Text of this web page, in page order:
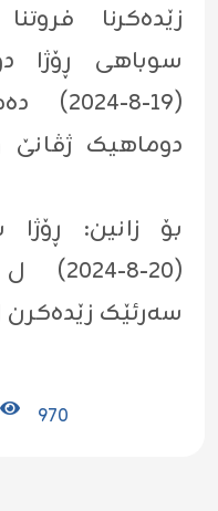
زێدەکرنا
سوباهی ڕۆژا
دوماهیک ژڤانێ
بۆ زانین: ڕۆژا
(٢٠-٨-
970